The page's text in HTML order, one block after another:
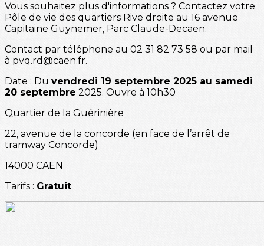
Vous souhaitez plus d'informations ? Contactez votre
Pôle de vie des quartiers Rive droite au 16 avenue
Capitaine Guynemer, Parc Claude-Decaen.
Contact par téléphone au 02 31 82 73 58 ou par mail
à pvq.rd@caen.fr.
Date : Du vendredi 19 septembre 2025 au samedi
20 septembre 2025. Ouvre à 10h30
Quartier de la Guérinière
22, avenue de la concorde (en face de l’arrêt de
tramway Concorde)
14000 CAEN
Tarifs : Gratuit